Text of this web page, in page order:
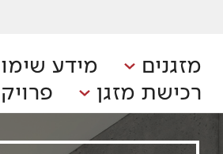
מזגנים מידע
רכישת מזגן